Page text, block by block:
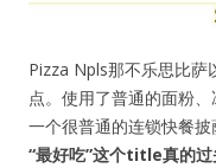
Pizza Npls那不乐思比萨
点。使用了普通的面粉
一个很普通的连锁快餐
“最好吃”这个title真的